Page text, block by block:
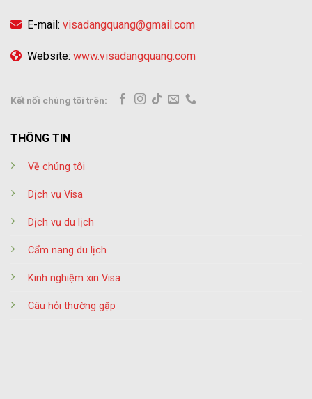
E-mail: visadangquang@gmail.com
Website: www.visadangquang.com
Kết nối chúng tôi trên:
THÔNG TIN
Về chúng tôi
Dịch vụ Visa
Dịch vụ du lịch
Cẩm nang du lịch
Kinh nghiệm xin Visa
Câu hỏi thường gặp